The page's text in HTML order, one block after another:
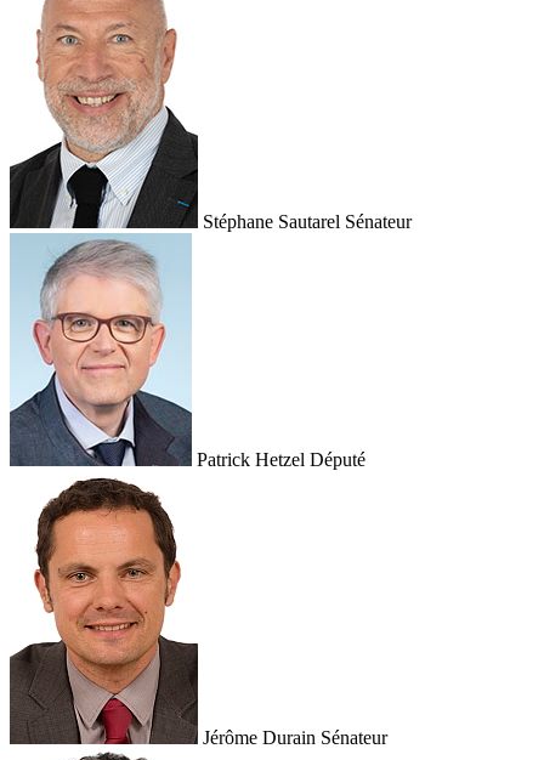
Stéphane Sautarel Sénateur
Patrick Hetzel Député
Jérôme Durain Sénateur